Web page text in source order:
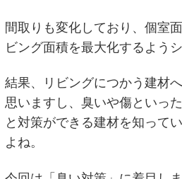
間取りも変化しており、個室
ビング面積を最大化するよう
結果、リビングにつかう建材
思いますし、臭いや傷といっ
と対策ができる建材を知って
よね。